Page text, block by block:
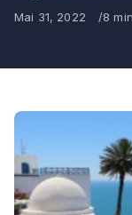
Published
Mai 31, 2022 8 min